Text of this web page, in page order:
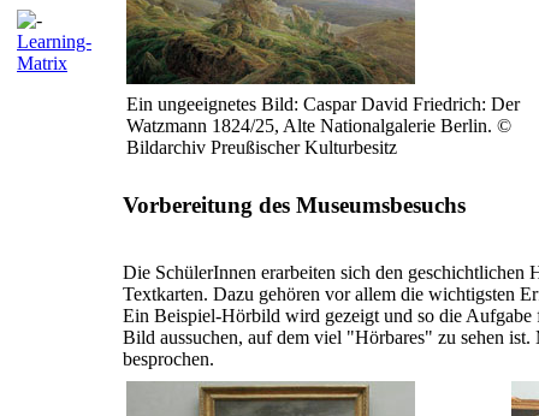
Learning-
Matrix
Ein ungeeignetes Bild: Caspar David Friedrich: Der
Watzmann 1824/25, Alte Nationalgalerie Berlin. ©
Bildarchiv Preußischer Kulturbesitz
Vorbereitung des Museumsbesuchs
Die SchülerInnen erarbeiten sich den
Textkarten. Dazu gehören vor allem die wichtigsten
Ein Beispiel-Hörbild wird gezeigt und so die Aufgabe
Bild aussuchen, auf dem viel "Hörbares" zu sehen
besprochen.